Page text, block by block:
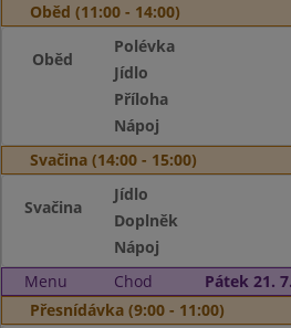
Oběd (11:00 - 14:00)
Oběd
Polévka
Jídlo
Příloha
Nápoj
Svačina (14:00 - 15:00)
Svačina
Jídlo
Doplněk
Nápoj
Menu
Chod
Pátek 21.
Přesnídávka (9:00 - 11:00)